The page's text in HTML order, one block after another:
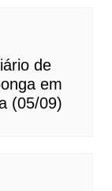
de
em
(05/09)